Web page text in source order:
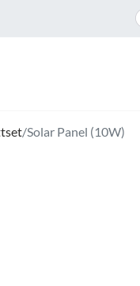
/Solar Panel (10W)